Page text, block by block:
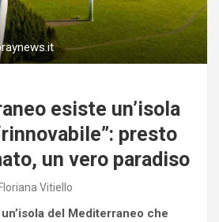
esiste un’isola
presto
un vero paradiso
Floriana Vitiello
un’isola del Mediterraneo che